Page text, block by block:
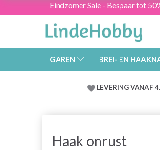
Eindzomer Sale - Bespaar tot
GAREN BREI- EN
LEVERING VANAF
Haak onrust